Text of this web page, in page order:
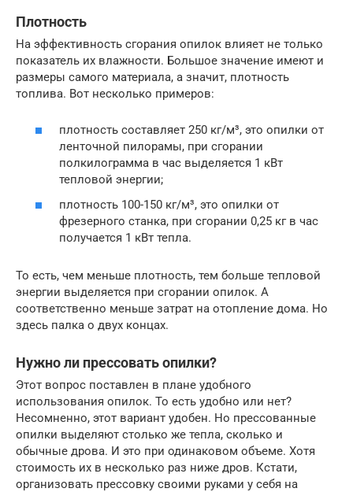
Плотность
На эффективность сгорания опилок влияет не только
показатель их влажности. Большое значение имеют и
размеры самого материала, а значит, плотность
топлива. Вот несколько примеров:
плотность составляет 250 кг/м³, это опилки от
ленточной пилорамы, при сгорании
полкилограмма в час выделяется 1 кВт
тепловой энергии;
плотность 100-150 кг/м³, это опилки от
фрезерного станка, при сгорании 0,25 кг в час
получается 1 кВт тепла.
То есть, чем меньше плотность, тем больше тепловой
энергии выделяется при сгорании опилок. А
соответственно меньше затрат на отопление дома. Но
здесь палка о двух концах.
Нужно ли прессовать опилки?
Этот вопрос поставлен в плане удобного
использования опилок. То есть удобно или нет?
Несомненно, этот вариант удобен. Но прессованные
опилки выделяют столько же тепла, сколько и
обычные дрова. И это при одинаковом объеме. Хотя
стоимость их в несколько раз ниже дров. Кстати,
организовать прессовку своими руками у себя на